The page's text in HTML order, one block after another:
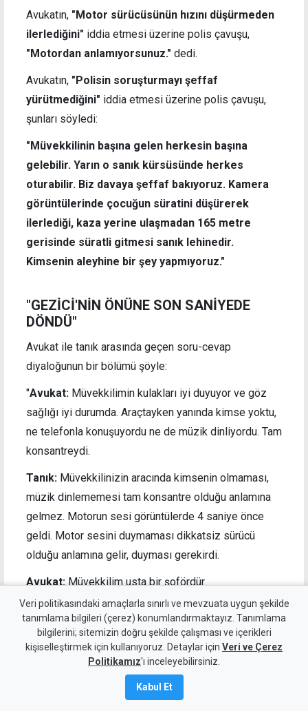
Avukatın, "Motor sürücüsünün hızını düşürmeden
ilerlediğini" iddia etmesi üzerine polis çavuşu,
"Motordan anlamıyorsunuz." dedi.
Avukatın, "Polisin soruşturmayı şeffaf
yürütmediğini" iddia etmesi üzerine polis çavuşu,
şunları söyledi:
"Müvekkilinin başına gelen herkesin başına
gelebilir. Yarın o sanık kürsüsünde herkes
oturabilir. Biz davaya şeffaf bakıyoruz. Kamera
görüntülerinde çocuğun süratini düşürerek
ilerlediği, kaza yerine ulaşmadan 165 metre
gerisinde süratli gitmesi sanık lehinedir.
Kimsenin aleyhine bir şey yapmıyoruz."
"GEZİCİ'NİN ÖNÜNE SON SANİYEDE
DÖNDÜ"
Avukat ile tanık arasında geçen soru-cevap
diyaloğunun bir bölümü şöyle:
"Avukat: Müvekkilimin kulakları iyi duyuyor ve göz
sağlığı iyi durumda. Araçtayken yanında kimse yoktu,
ne telefonla konuşuyordu ne de müzik dinliyordu. Tam
konsantreydi.
Tanık: Müvekkilinizin aracında kimsenin olmaması,
müzik dinlememesi tam konsantre olduğu anlamına
gelmez. Motorun sesi görüntülerde 4 saniye önce
geldi. Motor sesini duymaması dikkatsiz sürücü
olduğu anlamına gelir, duyması gerekirdi.
Avukat:Müvekkilim usta bir şofördür.
Tanık:Usta şoför de olsa, Gezici’nin önüne son
saniyede döndü. Ardından motorun korna sesi
duyuldu ve kaza yaşandı. Araç sürücüsü sağ tarafa
son saniyede değil de 25 metre kala dönmüş olsaydı,
motorlu da geçişini yapabilecekti."
Veri politikasındaki amaçlarla sınırlı ve mevzuata uygun şekilde
tanımlama bilgileri (çerez) konumlandırmaktayız. Tanımlama
bilgilerini; sitemizin doğru şekilde çalışması ve içerikleri
kişiselleştirmek için kullanıyoruz. Detaylar için Veri ve Çerez
Politikamız'ı inceleyebilirsiniz.
Kabul Et